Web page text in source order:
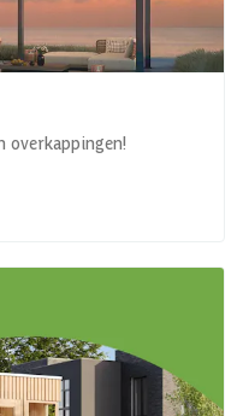
overkappingen!